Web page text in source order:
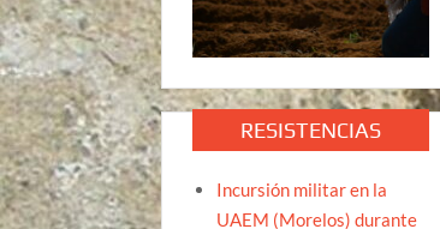
RESISTENCIAS
Incursión militar en la
UAEM (Morelos) durante